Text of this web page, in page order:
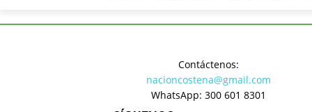
Regionales
Incendio
Contáctenos:
nacioncostena@gmail.com
WhatsApp: 300 601 8301